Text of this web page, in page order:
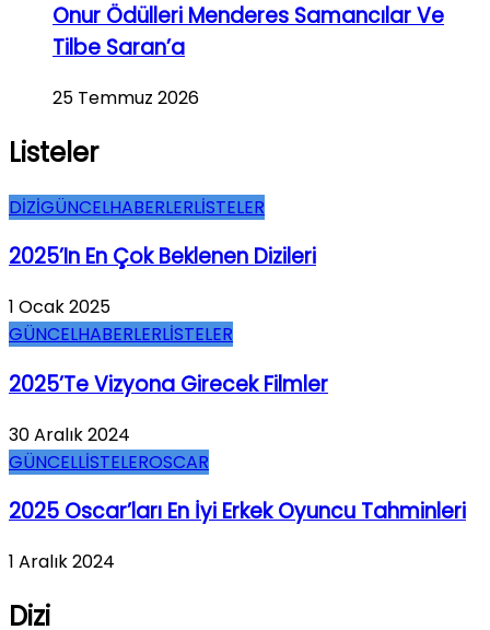
Onur Ödülleri Menderes Samancılar Ve
Tilbe Saran’a
25 Temmuz 2026
Listeler
DİZİGÜNCELHABERLERLİSTELER
2025’in En Çok Beklenen Dizileri
1 Ocak 2025
GÜNCELHABERLERLİSTELER
2025’te Vizyona Girecek Filmler
30 Aralık 2024
GÜNCELLİSTELEROSCAR
2025 Oscar’ları En İyi Erkek Oyuncu Tahminleri
1 Aralık 2024
Dizi